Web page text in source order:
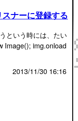
ナーに登録する
という時には、たい
Image(); img.onload
2013/11/30 16:16